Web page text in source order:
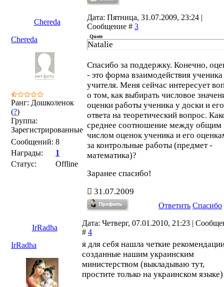
Chereda
Дата: Пятница, 31.07.2009, 23:24 |
Сообщение # 3
Chereda
Ранг: Дошколенок
(?)
Группа:
Зарегистрированные
Сообщений: 8
Награды:
1
Статус:
Offline
Quote
Natalie
Спасибо за поддержку. Конечно,
- это форма взаимодействия
учителя. Меня сейчас интересует
о том, как выбирать числовое
оценки работы ученика у доски и его
ответа на теоретический вопрос.
среднее соотношение между общим
числом оценок ученика и его
за контрольные работы (предмет -
математика)?
Заранее спасибо!
31.07.2009
Ответить Спасибо
IrRadha
Дата: Четверг, 07.01.2010, 21:23 |
# 4
IrRadha
я для себя нашла четкие
созданные нашим украинским
министерством (выкладываю тут,
простите только на украинском языке)